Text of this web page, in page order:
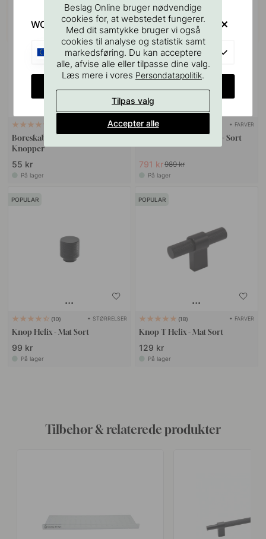
Boreskabelonen til Greb &
Knopper
55 kr
På lager
20
POPULAR
+ FARVER
Dørhåndtag Helix 200 - Sort
791 kr989 kr
På lager
POPULAR
10 + STØRRELSER
Knop Helix - Mat Sort
99 kr
På lager
POPULAR
18 + FARVER
Knop T Helix - Mat Sort
129 kr
På lager
Tilbehør & relaterede produkter
Beslag Online bruger nødvendige
cookies for, at webstedet fungerer.
Med dit samtykke bruger vi også
cookies til analyse og statistik samt
markedsføring. Du kan acceptere
alle, afvise alle eller tilpasse dine valg.
Læs mere i vores Persondatapolitik.
Tilpas valg
Accepter alle
WOULD YOU RATHER VISIT?
EU